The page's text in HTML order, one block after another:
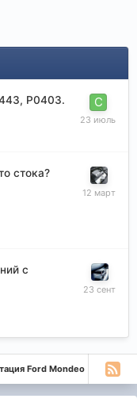
P0403.
стока?
с
Ford Mondeo